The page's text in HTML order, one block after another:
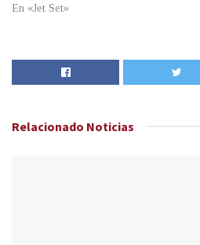
En «Jet Set»
Relacionado Noticias